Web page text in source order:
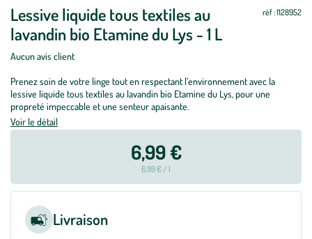
Lessive liquide tous textiles au
lavandin bio Etamine du Lys - 1 L
réf : 1128952
Aucun avis client
Prenez soin de votre linge tout en respectant l’environnement avec la
lessive liquide tous textiles au lavandin bio Etamine du Lys, pour une
propreté impeccable et une senteur apaisante.
Voir le détail
6,99 €
6,99 € / l
Livraison